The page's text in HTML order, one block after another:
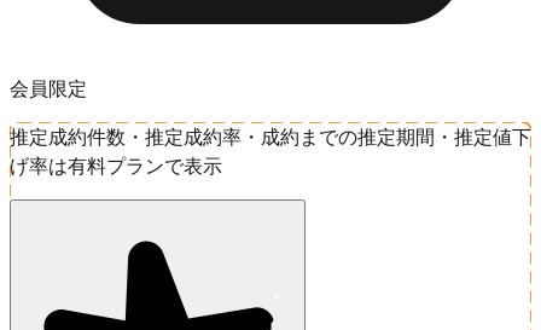
会員限定
推定成約件数・推定成約率・成約までの推定期間・推定値下
げ率は有料プランで表示